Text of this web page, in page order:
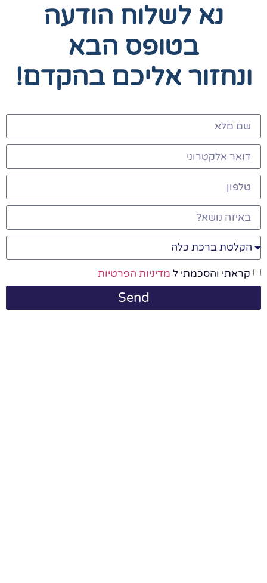
נא לשלוח הודעה
בטופס הבא
ונחזור אליכם בהקדם!
קראתי והסכמתי ל מדיניות הפרטיות
Send